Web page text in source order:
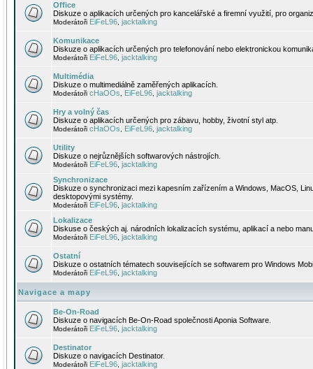
Office
Diskuze o aplikacích určených pro kancelářské a firemní využití, pro
Moderátoři EiFeL96 jacktalking
Komunikace
Diskuze o aplikacích určených pro telefonování nebo elektronickou
Moderátoři EiFeL96 jacktalking
Multimédia
Diskuze o multimediálně zaměřených aplikacích.
Moderátoři cHaOOs EiFeL96 jacktalking
Hry a volný čas
Diskuze o aplikacích určených pro zábavu, hobby, životní styl atp.
Moderátoři cHaOOs EiFeL96 jacktalking
Utility
Diskuze o nejrůznějších softwarových nástrojích.
Moderátoři EiFeL96 jacktalking
Synchronizace
Diskuze o synchronizaci mezi kapesním zařízením a Windows, MacOS,
desktopovými systémy.
Moderátoři EiFeL96 jacktalking
Lokalizace
Diskuse o českých aj. národních lokalizacích systému, aplikací a nebo
Moderátoři EiFeL96 jacktalking
Ostatní
Diskuze o ostatních tématech souvisejících se softwarem pro Windows
Moderátoři EiFeL96 jacktalking
Navigace a mapy
Be-On-Road
Diskuze o navigacích Be-On-Road společnosti Aponia Software.
Moderátoři EiFeL96 jacktalking
Destinator
Diskuze o navigacích Destinator.
Moderátoři EiFeL96 jacktalking